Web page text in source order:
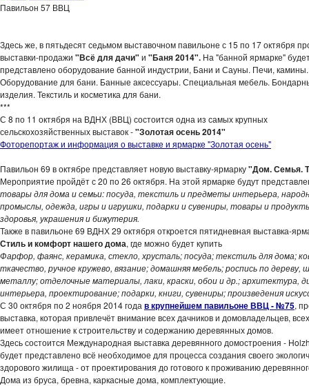
Павильон 57 ВВЦ
Здесь же, в пятьдесят седьмом выставочном павильоне с 15 по 17 октября
выставки-продажи "Всё для дачи" и "Баня 2014". На "банной ярмарке"
представлено оборудование банной индустрии, Бани и Сауны. Печи, камины.
Оборудование для бани. Банные аксессуары. Специальная мебель.
изделия. Текстиль и косметика для бани.
***
С 8 по 11 октября на ВДНХ (ВВЦ) состоится одна из самых крупных
сельскохозяйственных выставок -"Золотая осень 2014"
Фоторепортаж и информация о выставке и ярмарке "Золотая осень"
Павильон 69 в октябре представляет новую выставку-ярмарку"Дом. Семья.
Мероприятие пройдёт с 20 по 26 октября. На этой ярмарке будут
товары для дома и семьи: посуда, текстиль и предметы интерьера,
промыслы, одежда, игры и игрушки, подарки и сувениры, товары и
здоровья, украшения и бижутерия.
Также в павильоне 69 ВДНХ 29 октября откроется пятидневная выставка-
Стиль и комфорт нашего дома, где можно будет купить
Фарфор, фаянс, керамика, стекло, хрусталь; посуда; текстиль для дома;
ткачество, ручное кружево, вязание; домашняя мебель; роспись по дереву,
металлу; отделочные материалы, лаки, краски, обои и др.; архитектура,
интерьера, проектирование; подарки, книги, сувениры; произведения
С 30 октября по 2 ноября 2014 года в крупнейшем павильоне ВВЦ - №75,
выставка, которая привлечёт внимание всех дачников и домовладельцев,
имеет отношение к строительству и содержанию деревянных домов.
Здесь состоится Международная выставка деревянного домостроения -
будет представлено всё необходимое для процесса создания своего
здорового жилища - от проектирования до готового к проживанию
Дома из бруса, бревна, каркасные дома, комплектующие.